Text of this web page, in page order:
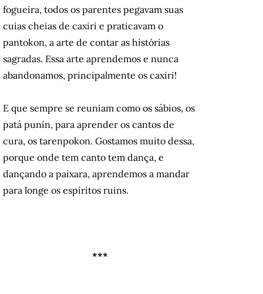
fogueira, todos os parentes pegavam suas
cuias cheias de caxiri e praticavam o
pantokon, a arte de contar as histórias
sagradas. Essa arte aprendemos e nunca
abandonamos, principalmente os caxiri!
E que sempre se reuniam como os sábios, os
patá punín, para aprender os cantos de
cura, os tarenpokon. Gostamos muito dessa,
porque onde tem canto tem dança, e
dançando a paixara, aprendemos a mandar
para longe os espíritos ruins.
***